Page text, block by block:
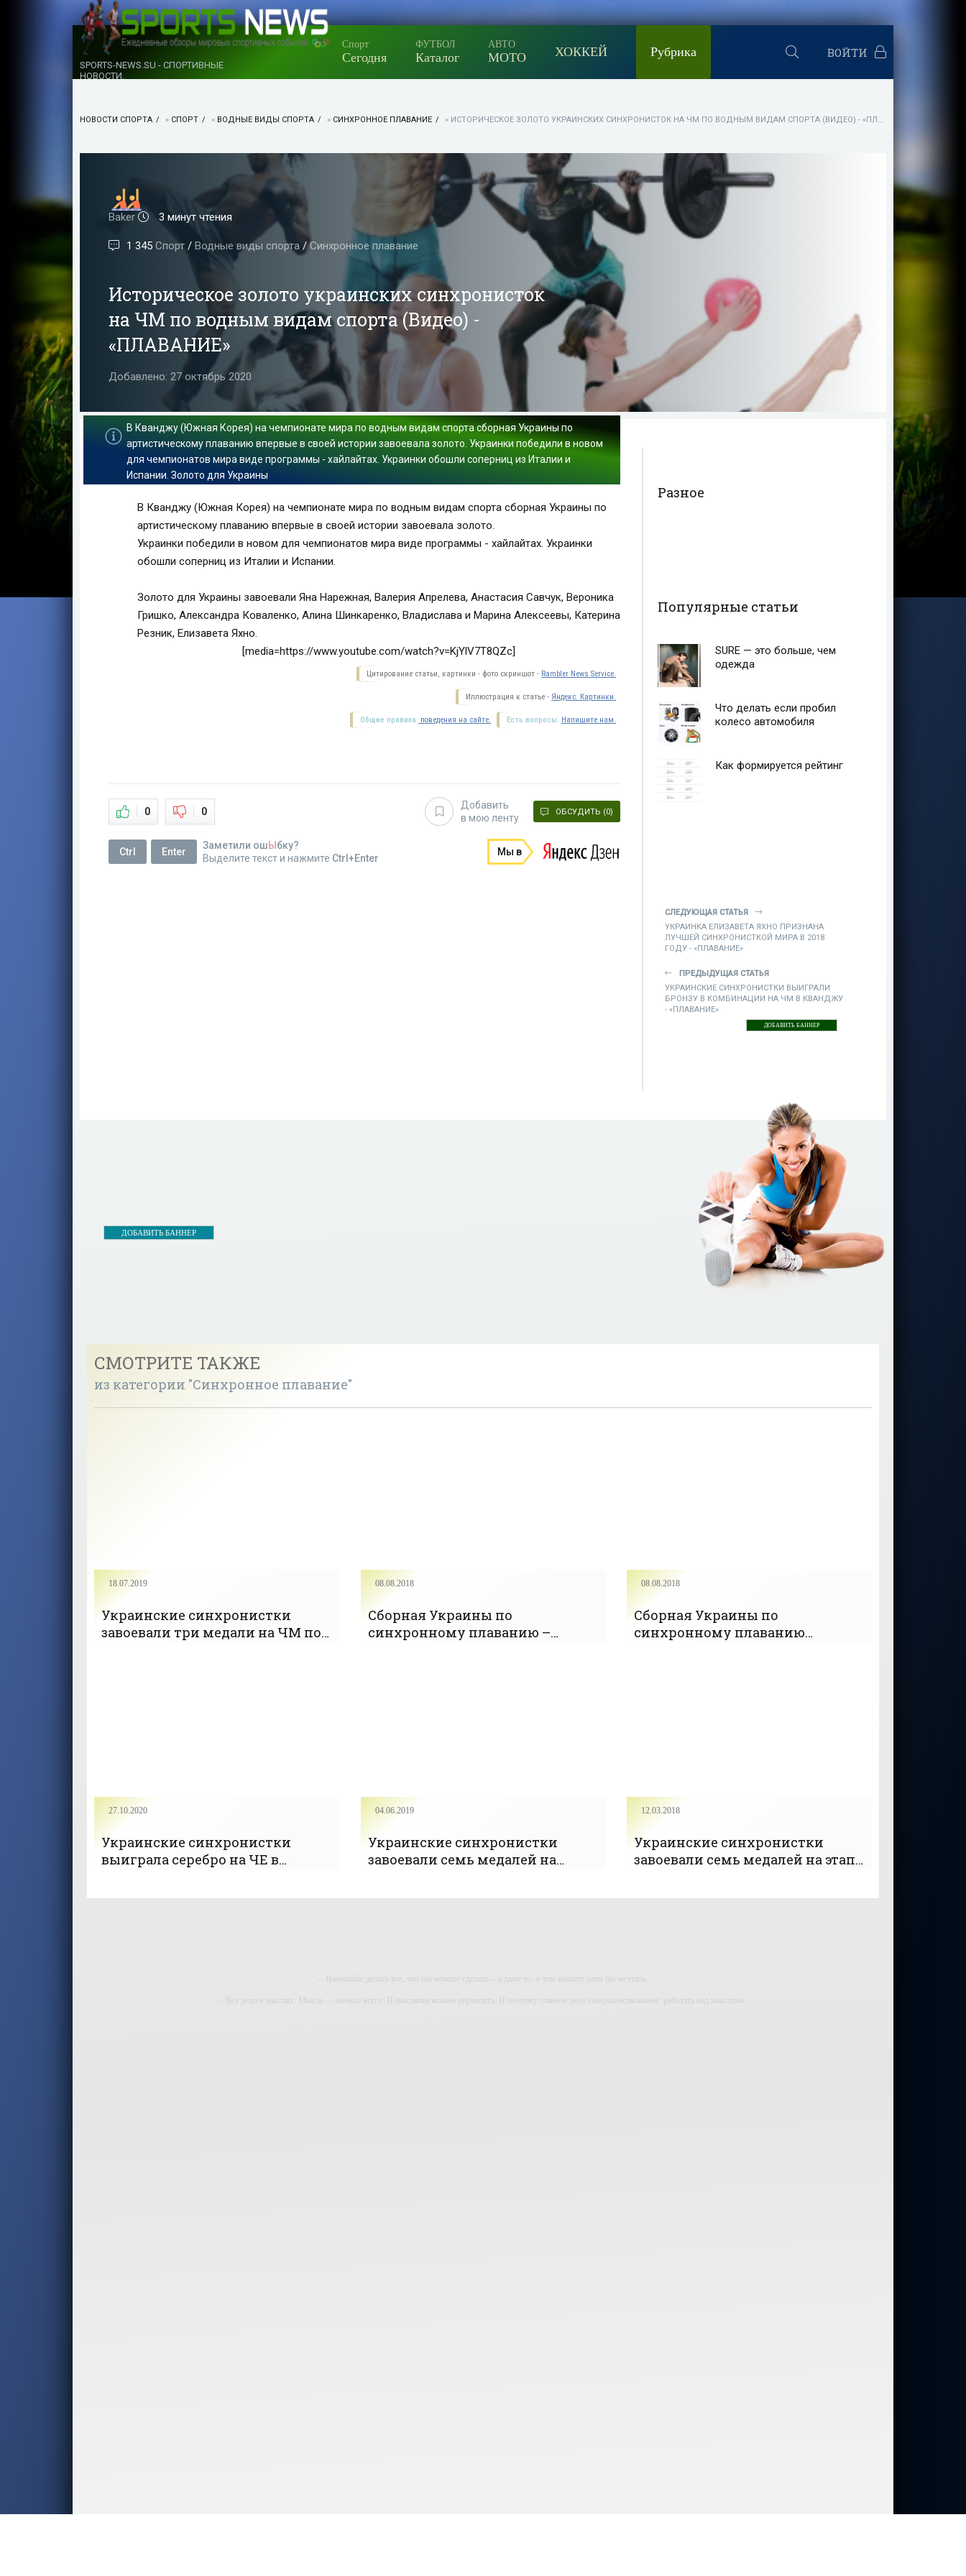
SPORTS-NEWS.SU - СПОРТИВНЫЕ
НОВОСТИ.
Спорт
Сегодня
ФУТБОЛ
Каталог
АВТО
МОТО ХОККЕЙ Рубрика ВОЙТИ
НОВОСТИ СПОРТА » СПОРТ » ВОДНЫЕ ВИДЫ СПОРТА » СИНХРОННОЕ ПЛАВАНИЕ » ИСТОРИЧЕСКОЕ ЗОЛОТО УКРАИНСКИХ СИНХРОНИСТОК НА ЧМ ПО ВОДНЫМ ВИДАМ СПОРТА (ВИДЕО) - «ПЛАВАНИЕ»
Baker 3 минут чтения
1 345 Спорт/ Водные виды спорта/Синхронное плавание
Историческое золото украинских синхронисток
на ЧМ по водным видам спорта (Видео) -
«ПЛАВАНИЕ»
Добавлено: 27 октябрь 2020
В Кванджу (Южная Корея) на чемпионате мира по водным видам спорта сборная Украины по
артистическому плаванию впервые в своей истории завоевала золото. Украинки победили в новом
для чемпионатов мира виде программы - хайлайтах. Украинки обошли соперниц из Италии и
Испании. Золото для Украины
В Кванджу (Южная Корея) на чемпионате мира по водным видам спорта сборная Украины по
артистическому плаванию впервые в своей истории завоевала золото.
Украинки победили в новом для чемпионатов мира виде программы - хайлайтах. Украинки
обошли соперниц из Италии и Испании.
Золото для Украины завоевали Яна Нарежная, Валерия Апрелева, Анастасия Савчук, Вероника
Гришко, Александра Коваленко, Алина Шинкаренко, Владислава и Марина Алексеевы, Катерина
Резник, Елизавета Яхно.
[media=https://www.youtube.com/watch?v=KjYlV7T8QZc]
Цитирование статьи, картинки - фото скриншот - Rambler News Service.
Иллюстрация к статье - Яндекс. Картинки.
Есть вопросы. Напишите нам.
Общие правила поведения на сайте.
0 0
Добавить
в мою ленту
ОБСУДИТЬ (0)
Ctrl Enter
Заметили ошЫ бку?
Выделите текст и нажмите Ctrl+Enter
Мы в
Разное
Популярные статьи
SURE — это больше, чем
одежда
Что делать если пробил
колесо автомобиля
Как формируется рейтинг
СЛЕДУЮЩАЯ СТАТЬЯ
УКРАИНКА ЕЛИЗАВЕТА ЯХНО ПРИЗНАНА
ЛУЧШЕЙ СИНХРОНИСТКОЙ МИРА В 2018
ГОДУ - «ПЛАВАНИЕ»
ПРЕДЫДУЩАЯ СТАТЬЯ
УКРАИНСКИЕ СИНХРОНИСТКИ ВЫИГРАЛИ
БРОНЗУ В КОМБИНАЦИИ НА ЧМ В КВАНДЖУ
- «ПЛАВАНИЕ»
ДОБАВИТЬ БАННЕР
ДОБАВИТЬ БАННЕР
СМОТРИТЕ ТАКЖЕ
из категории "Синхронное плавание"
18.07.2019
Украинские синхронистки
завоевали три медали на ЧМ по
08.08.2018
Сборная Украины по
синхронному плаванию –
08.08.2018
Сборная Украины по
синхронному плаванию
27.10.2020
Украинские синхронистки
выиграла серебро на ЧЕ в
- «ПЛАВАНИЕ»
04.06.2019
Украинские синхронистки
завоевали семь медалей на
«ПЛАВАНИЕ»
12.03.2018
Украинские синхронистки
завоевали семь медалей на этапе
-- Начинайте делать все, что вы можете сделать – и даже то, о чем можете хотя бы мечтать.
-- Все дело в мыслях. Мысль — начало всего. И мыслями можно управлять. И поэтому главное дело совершенствования: работать над мыслями.